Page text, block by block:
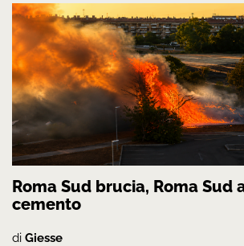
Roma Sud brucia, Roma Sud
cemento
di Giesse